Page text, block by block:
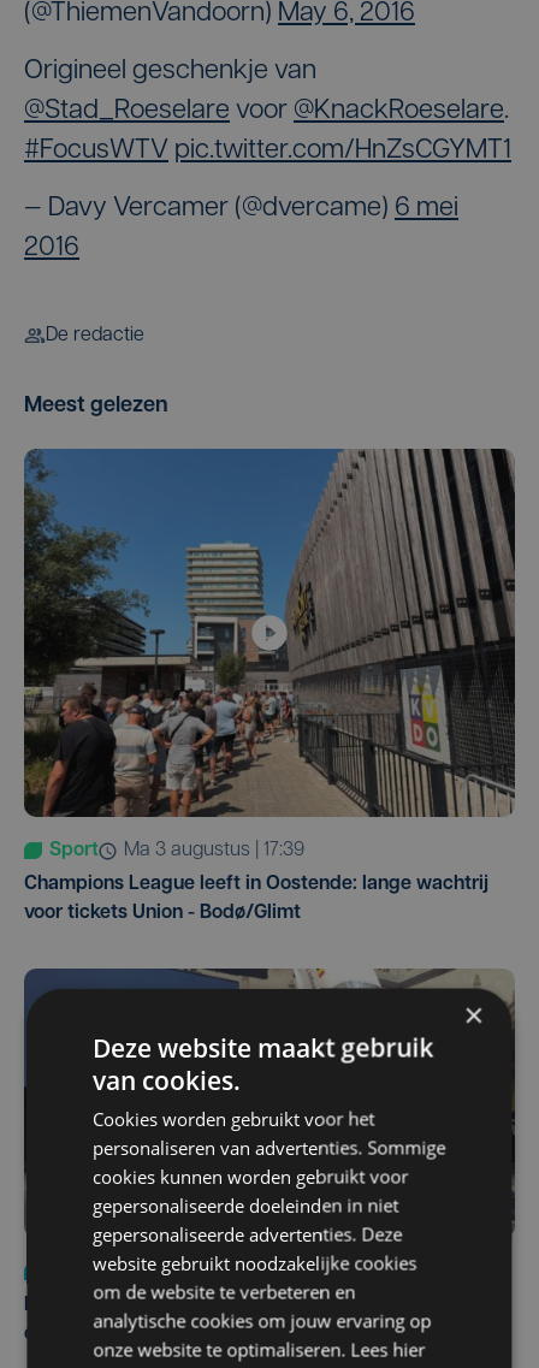
(@ThiemenVandoorn) May 6, 2016
Origineel geschenkje van
@Stad_Roeselare voor @KnackRoeselare.
#FocusWTV pic.twitter.com/HnZsCGYMT1
— Davy Vercamer (@dvercame) 6 mei
2016
De redactie
Meest gelezen
Sport
ma 3 augustus | 17:39
Champions League leeft in Oostende: lange wachtrij
voor tickets Union - Bodø/Glimt
Nieuws
za 1 augustus | 22:36
Belgisch Solar Team met West-Vlamingen wint voor
eerst in VS
×
Deze website maakt gebruik
van cookies.
Cookies worden gebruikt voor het
personaliseren van advertenties. Sommige
cookies kunnen worden gebruikt voor
gepersonaliseerde doeleinden in niet
gepersonaliseerde advertenties. Deze
website gebruikt noodzakelijke cookies
om de website te verbeteren en
analytische cookies om jouw ervaring op
onze website te optimaliseren. Lees hier